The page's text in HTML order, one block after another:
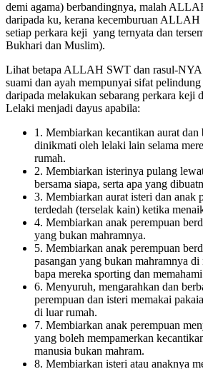
demi agama) berbandingnya, malah
daripada ku, kerana kecemburuan ALLAH
setiap perkara keji yang ternyata dan
Bukhari dan Muslim).
Lihat betapa ALLAH SWT dan rasul-
suami dan ayah mempunyai sifat
daripada melakukan sebarang perkara keji
Lelaki menjadi dayus apabila:
1. Membiarkan kecantikan aurat
dinikmati oleh lelaki lain selama
rumah.
2. Membiarkan isterinya pulang
bersama siapa, serta apa yang
3. Membiarkan aurat isteri dan anak
terdedah (terselak kain) ketika
4. Membiarkan anak perempuan
yang bukan mahramnya.
5. Membiarkan anak perempuan
pasangan yang bukan mahramnya
bapa mereka sporting dan
6. Menyuruh, mengarahkan dan
perempuan dan isteri memakai
di luar rumah.
7. Membiarkan anak perempuan
yang boleh mempamerkan
manusia bukan mahram.
8. Membiarkan isteri atau anaknya